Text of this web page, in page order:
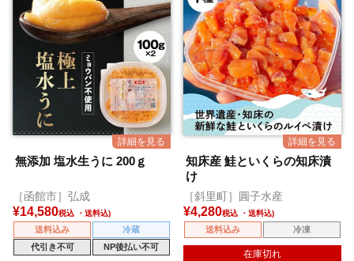
無添加 塩水生うに 200ｇ
［函館市］弘成
¥14,580税込
送料込み
冷蔵
代引き不可
NP後払い不可
知床産 鮭といくらの知床漬
け
［斜里町］圓子水産
¥4,280税込
送料込み 冷凍
在庫切れ